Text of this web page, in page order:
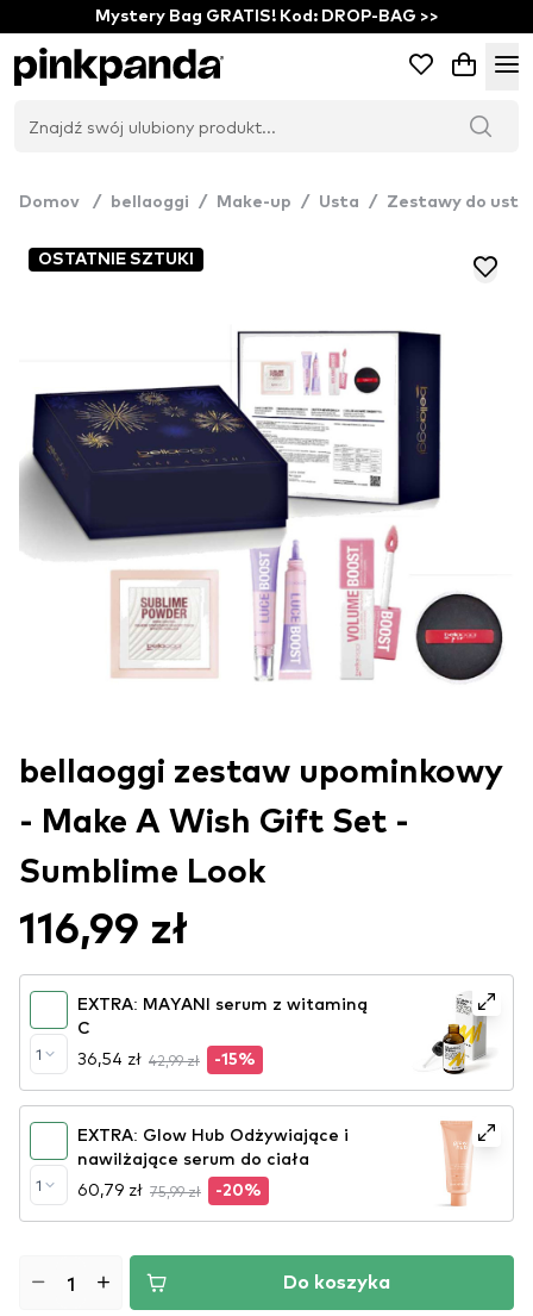
Mystery Bag GRATIS! Kod: DROP-BAG >>
Domov / bellaoggi / Make-up / Usta / Zestawy do ust
OSTATNIE SZTUKI
bellaoggi zestaw upominkowy
- Make A Wish Gift Set -
Sumblime Look
116,99 zł
1
EXTRA: MAYANI serum z witaminą
C
36,54 zł 42,99 zł -15%
1
EXTRA: Glow Hub Odżywiające i
nawilżające serum do ciała
60,79 zł 75,99 zł -20%
Do koszyka